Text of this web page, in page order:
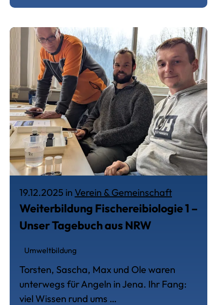
19.12.2025 in Verein & Gemeinschaft
Weiterbildung Fischereibiologie 1 –
Unser Tagebuch aus NRW
Umweltbildung
Torsten, Sascha, Max und Ole waren
unterwegs für Angeln in Jena. Ihr Fang:
viel Wissen rund ums …